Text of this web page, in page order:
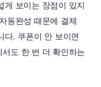
게 보이는 장점이 있지
동완성 때문에 결제
다. 쿠폰이 안 보이면
도 한 번 더 확인하는